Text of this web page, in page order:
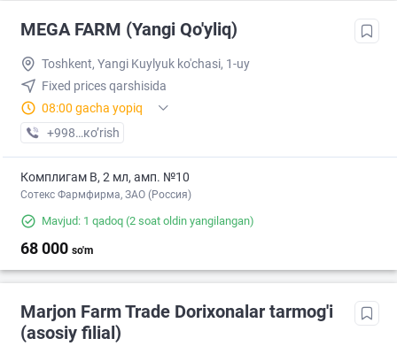
MEGA FARM (Yangi Qo'yliq)
Toshkent, Yangi Kuylyuk ko'chasi, 1-uy
Fixed prices qarshisida
08:00 gacha yopiq
+998 (71) XXX-XX-XX
кo’rish
Комплигам В, 2 мл, амп. №10
Сотекс Фармфирма, ЗАО (Россия)
Mavjud: 1 qadoq (2 soat oldin yangilangan)
68 000 so'm
Marjon Farm Trade Dorixonalar tarmog'i
(asosiy filial)